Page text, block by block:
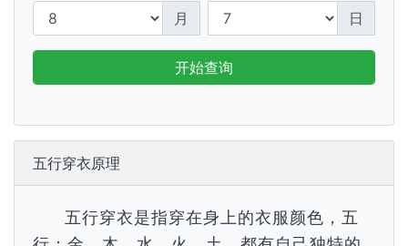
月 日
开始查询
五行穿衣原理
五行穿衣是指穿在身上的衣服颜色，五